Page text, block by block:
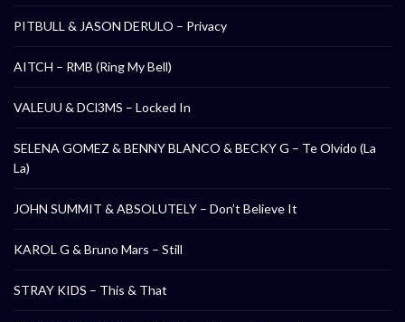
PITBULL & JASON DERULO – Privacy
AITCH – RMB (Ring My Bell)
VALEUU & DCl3MS – Locked In
SELENA GOMEZ & BENNY BLANCO & BECKY G – Te Olvido (La
La)
JOHN SUMMIT & ABSOLUTELY – Don’t Believe It
KAROL G & Bruno Mars – Still
STRAY KIDS – This & That